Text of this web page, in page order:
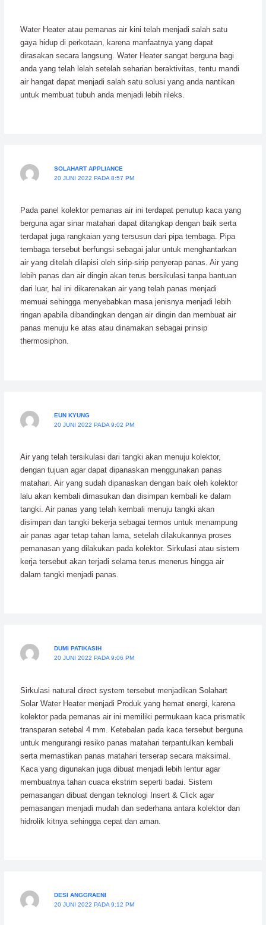
Water Heater atau pemanas air kini telah menjadi salah satu
gaya hidup di perkotaan, karena manfaatnya yang dapat
dirasakan secara langsung. Water Heater sangat berguna bagi
anda yang telah lelah setelah seharian beraktivitas, tentu mandi
air hangat dapat menjadi salah satu solusi yang anda nantikan
untuk membuat tubuh anda menjadi lebih rileks.
SOLAHART APPLIANCE
20 JUNI 2022 PADA 8:57 PM
Pada panel kolektor pemanas air ini terdapat penutup kaca yang
berguna agar sinar matahari dapat ditangkap dengan baik serta
terdapat juga rangkaian yang tersusun dari pipa tembaga. Pipa
tembaga tersebut berfungsi sebagai jalur untuk menghantarkan
air yang ditelah dilapisi oleh sirip-sirip penyerap panas. Air yang
lebih panas dan air dingin akan terus bersikulasi tanpa bantuan
dari luar, hal ini dikarenakan air yang telah panas menjadi
memuai sehingga menyebabkan masa jenisnya menjadi lebih
ringan apabila dibandingkan dengan air dingin dan membuat air
panas menuju ke atas atau dinamakan sebagai prinsip
thermosiphon.
EUN KYUNG
20 JUNI 2022 PADA 9:02 PM
Air yang telah tersikulasi dari tangki akan menuju kolektor,
dengan tujuan agar dapat dipanaskan menggunakan panas
matahari. Air yang sudah dipanaskan dengan baik oleh kolektor
lalu akan kembali dimasukan dan disimpan kembali ke dalam
tangki. Air panas yang telah kembali menuju tangki akan
disimpan dan tangki bekerja sebagai termos untuk menampung
air panas agar tetap tahan lama, setelah dilakukannya proses
pemanasan yang dilakukan pada kolektor. Sirkulasi atau sistem
kerja tersebut akan terjadi selama terus menerus hingga air
dalam tangki menjadi panas.
DUMI PATIKASIH
20 JUNI 2022 PADA 9:06 PM
Sirkulasi natural direct system tersebut menjadikan Solahart
Solar Water Heater menjadi Produk yang hemat energi, karena
kolektor pada pemanas air ini memiliki permukaan kaca prismatik
transparan setebal 4 mm. Ketebalan pada kaca tersebut berguna
untuk mengurangi resiko panas matahari terpantulkan kembali
serta memastikan panas matahari terserap secara maksimal.
Kaca yang digunakan juga dibuat menjadi lebih lentur agar
membuatnya tahan cuaca ekstrim seperti badai. Sistem
pemasangan dibuat dengan teknologi Insert & Click agar
pemasangan menjadi mudah dan sederhana antara kolektor dan
hidrolik kitnya sehingga cepat dan aman.
DESI ANGGRAENI
20 JUNI 2022 PADA 9:12 PM